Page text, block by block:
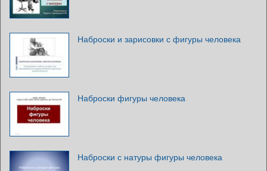
Наброски и зарисовки с фигуры человека
Наброски фигуры человека
Наброски с натуры фигуры человека